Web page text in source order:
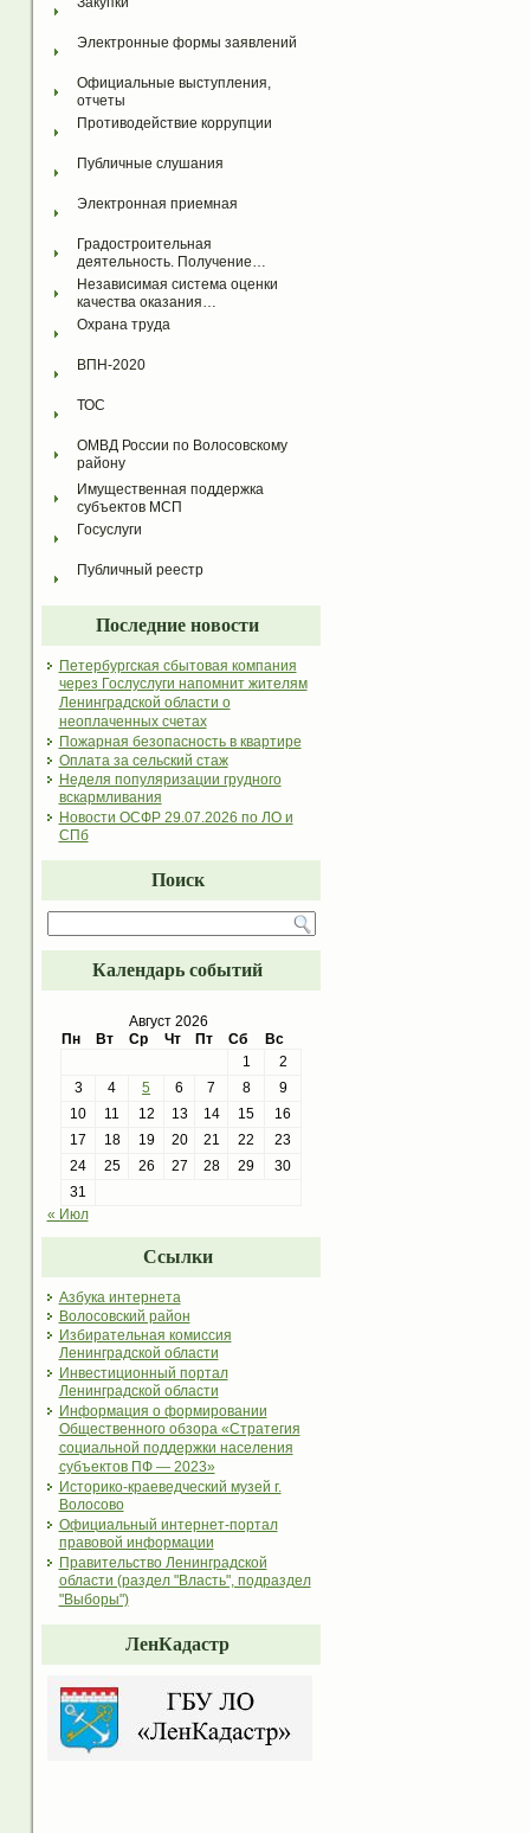
Электронные формы заявлений
Официальные выступления,
отчеты
Противодействие коррупции
Публичные слушания
Электронная приемная
Градостроительная
деятельность. Получение…
Независимая система оценки
качества оказания…
Охрана труда
ВПН-2020
ТОС
ОМВД России по Волосовскому
району
Имущественная поддержка
субъектов МСП
Госуслуги
Публичный реестр
Последние новости
Петербургская сбытовая компания
через Гослуслуги напомнит жителям
Ленинградской области о
неоплаченных счетах
Пожарная безопасность в квартире
Оплата за сельский стаж
Неделя популяризации грудного
вскармливания
Новости ОСФР 29.07.2026 по ЛО и
СПб
Поиск
Календарь событий
Август 2026
Пн
Вт Ср Чт Пт Сб
Вс
1
2
3
4 5 6 7 8
9
10
11 12 13 14 15
16
17
18 19 20 21 22
23
24
25 26 27 28 29
30
31
« Июл
Ссылки
Азбука интернета
Волосовский район
Избирательная комиссия
Ленинградской области
Инвестиционный портал
Ленинградской области
Информация о формировании
Общественного обзора «Стратегия
социальной поддержки населения
субъектов ПФ — 2023»
Историко-краеведческий музей г.
Волосово
Официальный интернет-портал
правовой информации
Правительство Ленинградской
области (раздел "Власть", подраздел
"Выборы")
ЛенКадастр